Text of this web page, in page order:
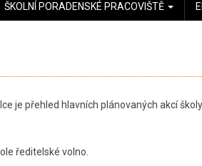
ŠKOLNÍ PORADENSKÉ PRACOVIŠTĚ
je přehled hlavních plánovaných akcí
ředitelské volno.